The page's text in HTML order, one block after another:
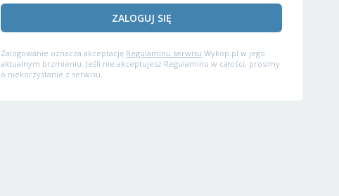
ZALOGUJ SIĘ
Zalogowanie oznacza akceptację Regulaminu serwisu Wykop.pl w jego
aktualnym brzmieniu. Jeśli nie akceptujesz Regulaminu w całości, prosimy
o niekorzystanie z serwisu.